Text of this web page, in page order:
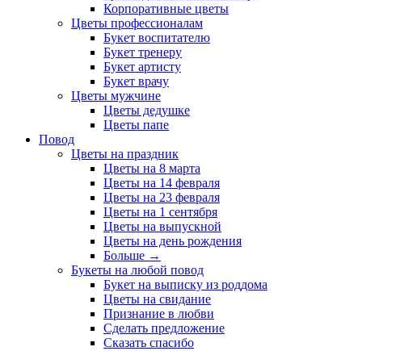
Корпоративные цветы
Цветы профессионалам
Букет воспитателю
Букет тренеру
Букет артисту
Букет врачу
Цветы мужчине
Цветы дедушке
Цветы папе
Повод
Цветы на праздник
Цветы на 8 марта
Цветы на 14 февраля
Цветы на 23 февраля
Цветы на 1 сентября
Цветы на выпускной
Цветы на день рождения
Больше →
Букеты на любой повод
Букет на выписку из роддома
Цветы на свидание
Признание в любви
Сделать предложение
Сказать спасибо